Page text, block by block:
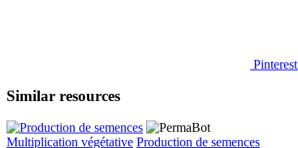
Pinterest
Similar resources
Multiplication végétative Production de semences